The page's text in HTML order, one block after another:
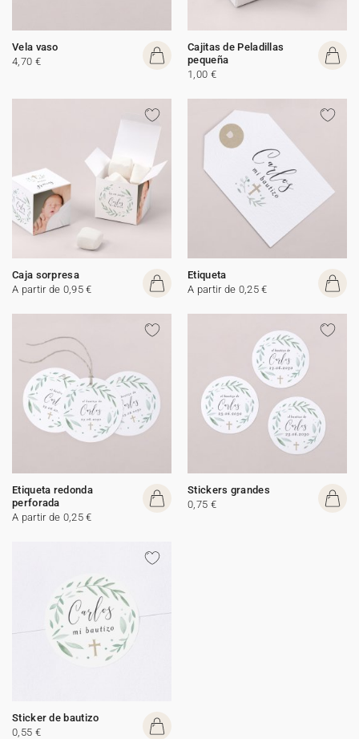
Vela vaso
4,70 €
Cajitas de Peladillas
pequeña
1,00 €
Caja sorpresa
A partir de 0,95 €
Etiqueta
A partir de 0,25 €
Etiqueta redonda
perforada
A partir de 0,25 €
Stickers grandes
0,75 €
Sticker de bautizo
0,55 €